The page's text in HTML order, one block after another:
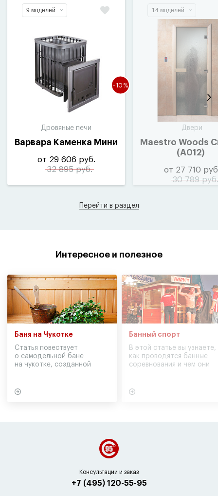
9 моделей
-10%
Дровяные печи
Варвара Каменка Мини
от 29 606 руб.
32 895 руб.
14 моделей
Двери
Maestro Woods
(A012)
от 27 710
30 789 руб.
Перейти в раздел
Интересное и полезное
Баня на Чукотке
Статья повествует
о самодельной бане
на чукотке, созданной
Банный спорт
В этой статье вы узнаете,
как проводятся банные
соревнования и чем они
Консультации и заказ
+7 (495) 120-55-95